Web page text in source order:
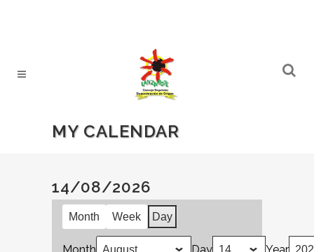
MY CALENDAR
14/08/2026
Month Week Day